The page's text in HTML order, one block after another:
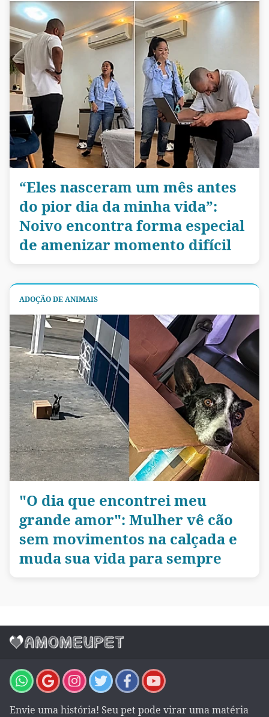
“Eles nasceram um mês antes
do pior dia da minha vida”:
Noivo encontra forma especial
de amenizar momento difícil
ADOÇÃO DE ANIMAIS
"O dia que encontrei meu
grande amor": Mulher vê cão
sem movimentos na calçada e
muda sua vida para sempre
Envie uma história! Seu pet pode virar uma matéria